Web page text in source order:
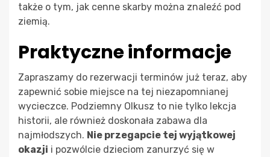
także o tym, jak cenne skarby można znaleźć pod
ziemią.
Praktyczne informacje
Zapraszamy do rezerwacji terminów już teraz, aby
zapewnić sobie miejsce na tej niezapomnianej
wycieczce. Podziemny Olkusz to nie tylko lekcja
historii, ale również doskonała zabawa dla
najmłodszych. Nie przegapcie tej wyjątkowej
okazji i pozwólcie dzieciom zanurzyć się w